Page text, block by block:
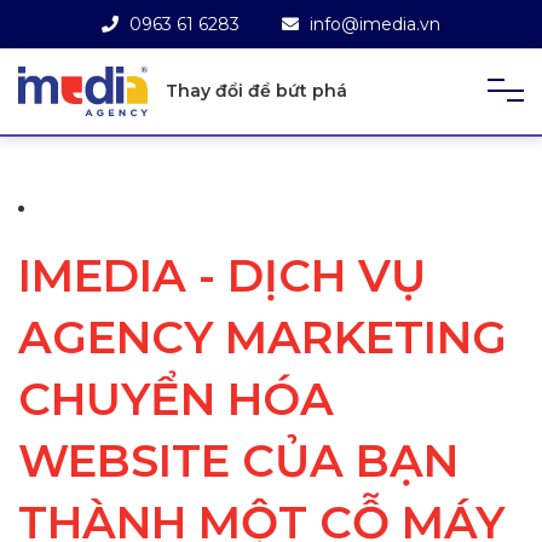
0963 61 6283 info@imedia.vn
Thay đổi để bứt phá
IMEDIA - DỊCH VỤ
AGENCY MARKETING
CHUYỂN HÓA
WEBSITE CỦA BẠN
THÀNH MỘT CỖ MÁY